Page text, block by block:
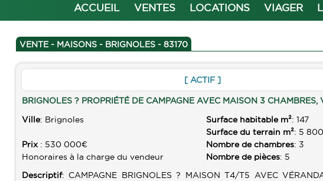
ACCUEIL VENTES LOCATIONS VIAGER
VENTE - MAISONS - BRIGNOLES - 83170
[ ACTIF ]
BRIGNOLES ? PROPRIÉTÉ DE CAMPAGNE AVEC MAISON 3 CHAMBRES,
Ville: Brignoles
Prix : 530 000€
Honoraires à la charge du vendeur
Surface habitable m²: 147
Surface du terrain m²: 5 800
Nombre de chambres: 3
Nombre de pièces: 5
Descriptif: CAMPAGNE BRIGNOLES ? MAISON T4/T5 AVEC